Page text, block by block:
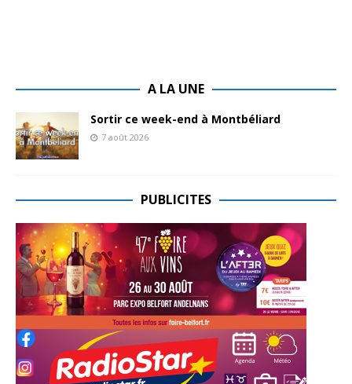
A LA UNE
Sortir ce week-end à Montbéliard
7 août 2026
PUBLICITES